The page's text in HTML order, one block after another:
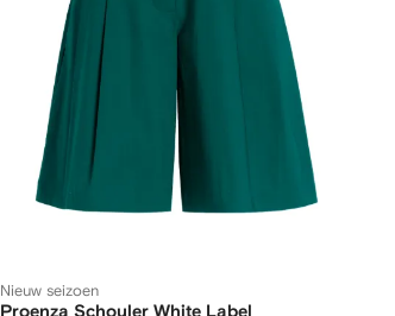
Nieuw seizoen
Proenza Schouler White Label